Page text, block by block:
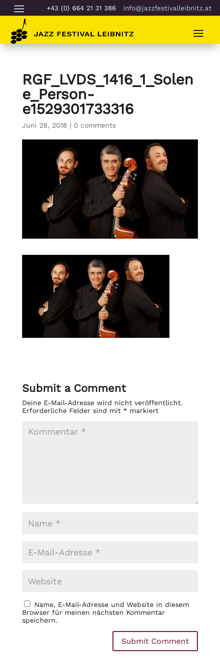
+43 (0) 664 21 31 386 info@jazzfestivalleibnitz.at
RGF_LVDS_1416_1_Solen
e_Person-
e1529301733316
Juni 28, 2018 | 0 comments
Submit a Comment
Deine E-Mail-Adresse wird nicht veröffentlicht.
Erforderliche Felder sind mit *markiert
Name, E-Mail-Adresse und Website in diesem
Browser für meinen nächsten Kommentar
speichern.